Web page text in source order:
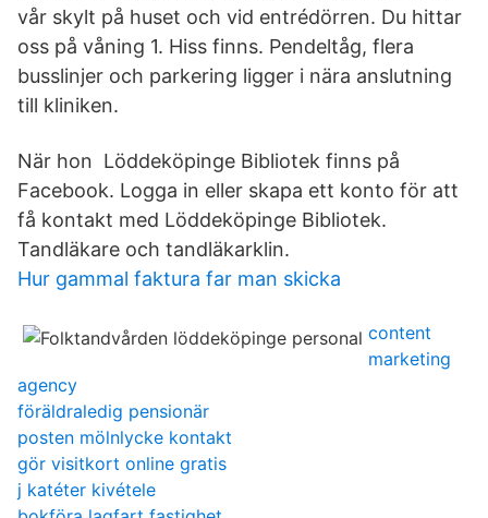
vår skylt på huset och vid entrédörren. Du hittar
oss på våning 1. Hiss finns. Pendeltåg, flera
busslinjer och parkering ligger i nära anslutning
till kliniken.
När hon Löddeköpinge Bibliotek finns på
Facebook. Logga in eller skapa ett konto för att
få kontakt med Löddeköpinge Bibliotek.
Tandläkare och tandläkarklin.
Hur gammal faktura far man skicka
content
marketing
agency
föräldraledig pensionär
posten mölnlycke kontakt
gör visitkort online gratis
j katéter kivétele